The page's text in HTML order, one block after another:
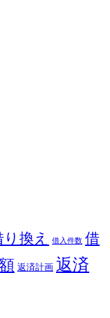
り換え 借入件数 借
返済計画 返済